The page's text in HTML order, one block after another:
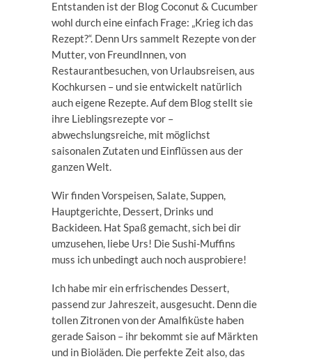
Entstanden ist der Blog Coconut & Cucumber
wohl durch eine einfach Frage: „Krieg ich das
Rezept?“. Denn Urs sammelt Rezepte von der
Mutter, von FreundInnen, von
Restaurantbesuchen, von Urlaubsreisen, aus
Kochkursen – und sie entwickelt natürlich
auch eigene Rezepte. Auf dem Blog stellt sie
ihre Lieblingsrezepte vor –
abwechslungsreiche, mit möglichst
saisonalen Zutaten und Einflüssen aus der
ganzen Welt.
Wir finden Vorspeisen, Salate, Suppen,
Hauptgerichte, Dessert, Drinks und
Backideen. Hat Spaß gemacht, sich bei dir
umzusehen, liebe Urs! Die Sushi-Muffins
muss ich unbedingt auch noch ausprobiere!
Ich habe mir ein erfrischendes Dessert,
passend zur Jahreszeit, ausgesucht. Denn die
tollen Zitronen von der Amalfiküste haben
gerade Saison – ihr bekommt sie auf Märkten
und in Bioläden. Die perfekte Zeit also, das